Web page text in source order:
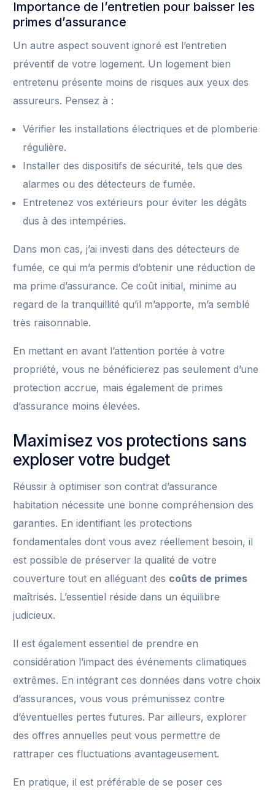
Importance de l’entretien pour baisser les
primes d’assurance
Un autre aspect souvent ignoré est l’entretien
préventif de votre logement. Un logement bien
entretenu présente moins de risques aux yeux des
assureurs. Pensez à :
Vérifier les installations électriques et de plomberie
régulière.
Installer des dispositifs de sécurité, tels que des
alarmes ou des détecteurs de fumée.
Entretenez vos extérieurs pour éviter les dégâts
dus à des intempéries.
Dans mon cas, j’ai investi dans des détecteurs de
fumée, ce qui m’a permis d’obtenir une réduction de
ma prime d’assurance. Ce coût initial, minime au
regard de la tranquillité qu’il m’apporte, m’a semblé
très raisonnable.
En mettant en avant l’attention portée à votre
propriété, vous ne bénéficierez pas seulement d’une
protection accrue, mais également de primes
d’assurance moins élevées.
Maximisez vos protections sans
exploser votre budget
Réussir à optimiser son contrat d’assurance
habitation nécessite une bonne compréhension des
garanties. En identifiant les protections
fondamentales dont vous avez réellement besoin, il
est possible de préserver la qualité de votre
couverture tout en alléguant des coûts de primes
maîtrisés. L’essentiel réside dans un équilibre
judicieux.
Il est également essentiel de prendre en
considération l’impact des événements climatiques
extrêmes. En intégrant ces données dans votre choix
d’assurances, vous vous prémunissez contre
d’éventuelles pertes futures. Par ailleurs, explorer
des offres annuelles peut vous permettre de
rattraper ces fluctuations avantageusement.
En pratique, il est préférable de se poser ces